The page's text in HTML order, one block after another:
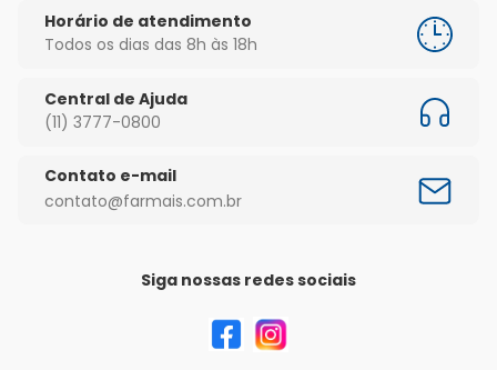
Horário de atendimento
Todos os dias das 8h às 18h
Central de Ajuda
(11) 3777-0800
Contato e-mail
contato@farmais.com.br
Siga nossas redes sociais